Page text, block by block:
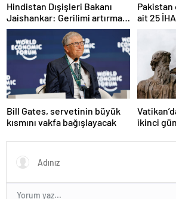
Hindistan Dışişleri Bakanı
Jaishankar: Gerilimi artırmak
gibi bir niyetimiz yok
Pakistan
ait 25
Bill Gates, servetinin büyük
kısmını vakfa bağışlayacak
ikinci